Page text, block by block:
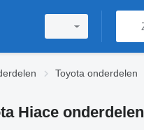
Toyota onderdelen
Hiace onderdelen